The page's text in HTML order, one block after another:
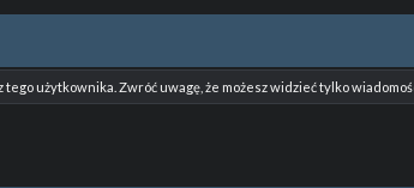
użytkownika. Zwróć uwagę, że możesz widzieć tylko